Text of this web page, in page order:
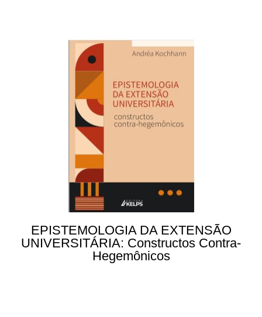
EPISTEMOLOGIA DA EXTENSÃO
UNIVERSITÁRIA: Constructos Contra-
Hegemônicos